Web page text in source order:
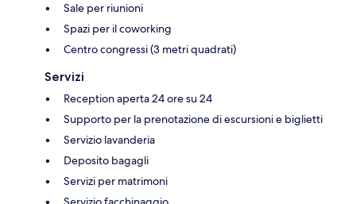
Sale per riunioni
Spazi per il coworking
Centro congressi (3 metri quadrati)
Servizi
Reception aperta 24 ore su 24
Supporto per la prenotazione di escursioni e biglietti
Servizio lavanderia
Deposito bagagli
Servizi per matrimoni